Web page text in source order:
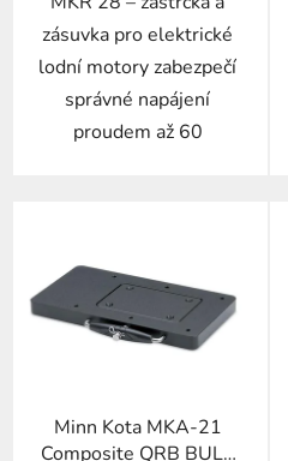
zásuvka pro elektrické
lodní motory zabezpečí
správné napájení
proudem až 60
Minn Kota MKA-21
Composite QRB BULK